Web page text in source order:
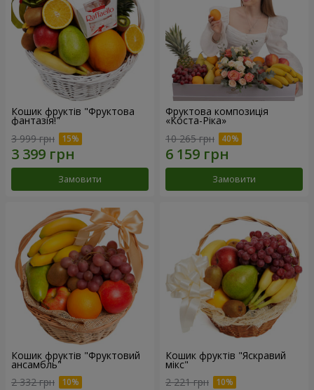
Кошик фруктів "Фруктова
фантазія!"
3 999 грн
Замовити
Фруктова композиція
«Коста-Ріка»
10 265 грн
Замовити
Кошик фруктів "Фруктовий
ансамбль"
2 332 грн
Кошик фруктів "Яскравий
мікс"
2 221 грн